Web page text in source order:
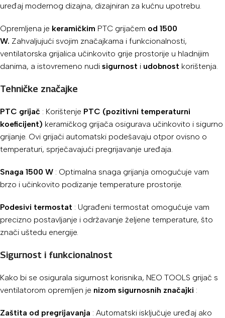
uređaj modernog dizajna, dizajniran za kućnu upotrebu.
Opremljena je keramičkim PTC grijačem od 1500
W. Zahvaljujući svojim značajkama i funkcionalnosti,
ventilatorska grijalica učinkovito grije prostorije u hladnijim
danima, a istovremeno nudi sigurnost i udobnost korištenja.
Tehničke značajke
PTC grijač : Korištenje PTC (pozitivni temperaturni
koeficijent) keramičkog grijača osigurava učinkovito i sigurno
grijanje. Ovi grijači automatski podešavaju otpor ovisno o
temperaturi, sprječavajući pregrijavanje uređaja.
Snaga 1500 W : Optimalna snaga grijanja omogućuje vam
brzo i učinkovito podizanje temperature prostorije.
Podesivi termostat : Ugrađeni termostat omogućuje vam
precizno postavljanje i održavanje željene temperature, što
znači uštedu energije.
Sigurnost i funkcionalnost
Kako bi se osigurala sigurnost korisnika, NEO TOOLS grijač s
ventilatorom opremljen je nizom sigurnosnih značajki :
Zaštita od pregrijavanja : Automatski isključuje uređaj ako